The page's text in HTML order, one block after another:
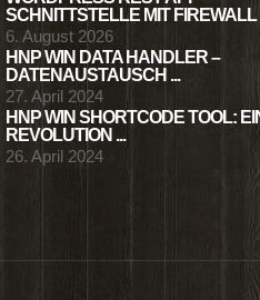
SCHNITTSTELLE MIT FIREWALL
6. August 2026
HNP WIN DATA HANDLER –
DATENAUSTAUSCH ...
27. April 2024
HNP WIN SHORTCODE TOOL:
REVOLUTION ...
26. April 2024